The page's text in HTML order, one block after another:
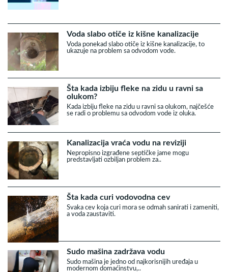
Voda slabo otiče iz kišne kanalizacije
Voda ponekad slabo otiče iz kišne kanalizacije, to
ukazuje na problem sa odvodom vode.
Šta kada izbiju fleke na zidu u ravni sa
olukom?
Kada izbiju fleke na zidu u ravni sa olukom, najčešće
se radi o problemu sa odvodom vode iz oluka.
Kanalizacija vraća vodu na reviziji
Nepropisno izgrađene septičke jame mogu
predstavljati ozbiljan problem za..
Šta kada curi vodovodna cev
Svaka cev koja curi mora se odmah sanirati i zameniti,
a voda zaustaviti.
Sudo mašina zadržava vodu
Sudo mašina je jedno od najkorisnijih uređaja u
modernom domaćinstvu,..